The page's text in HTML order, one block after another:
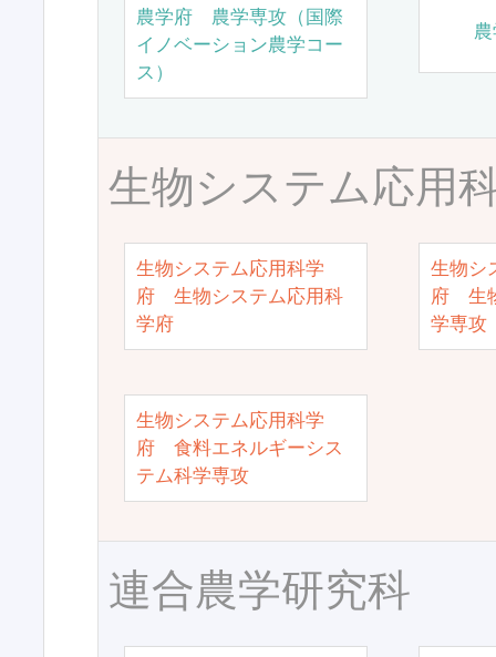
農学府 農学専攻（国際
イノベーション農学コー
ス）
生物システム応用
生物システム応用科学
府 生物システム応用科
学府
生物シ
府 生
学専攻
生物システム応用科学
府 食料エネルギーシス
テム科学専攻
連合農学研究科